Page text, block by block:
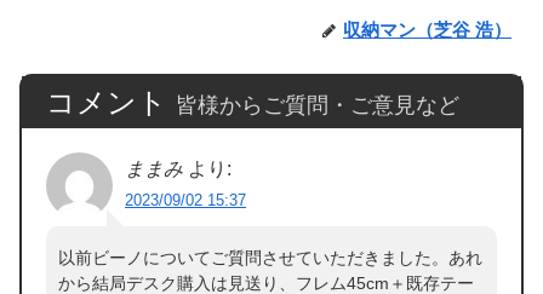
収納マン（芝谷 浩）
コメント 皆様からご質問・ご意見など
ままみ より:
2023/09/02 15:37
以前ビーノについてご質問させていただきました。あれ
から結局デスク購入は見送り、フレム45cm＋既存テー